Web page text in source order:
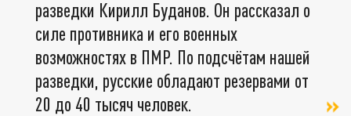
разведки Кирилл Буданов. Он рассказал о
силе противника и его военных
возможностях в ПМР. По подсчётам нашей
разведки, русские обладают резервами от
20 до 40 тысяч человек.